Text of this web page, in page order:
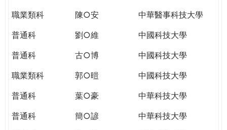
職業類科
陳○安
中華醫事科技大學
普通科
劉○維
中國科技大學
普通科
古○博
中國科技大學
職業類科
郭○暟
中國科技大學
普通科
葉○豪
中華科技大學
普通科
簡○諺
中華科技大學